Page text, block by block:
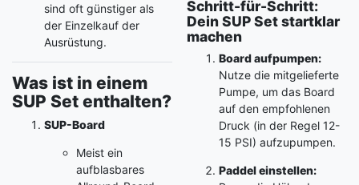
sind oft günstiger als
der Einzelkauf der
Ausrüstung.
Was ist in einem
SUP Set enthalten?
SUP-Board
Meist ein
aufblasbares
Schritt-für-Schritt:
Dein SUP Set startklar
machen
Board aufpumpen:
Nutze die mitgelieferte
Pumpe, um das Board
auf den empfohlenen
Druck (in der Regel 12-
15 PSI) aufzupumpen.
Paddel einstellen: